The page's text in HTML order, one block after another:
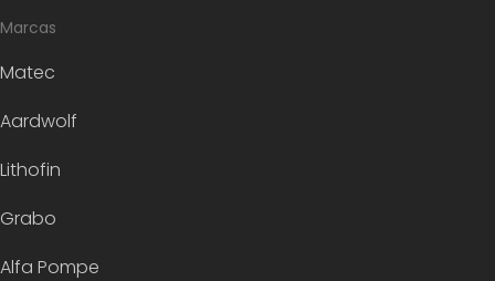
Marcas
Matec
Aardwolf
Lithofin
Grabo
Alfa Pompe